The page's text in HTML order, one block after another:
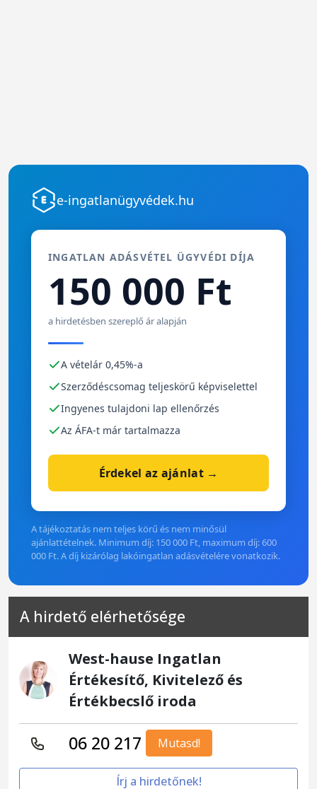
e-ingatlanügyvédek.hu
INGATLAN ADÁSVÉTEL ÜGYVÉDI DÍJA
150 000 Ft
a hirdetésben szereplő ár alapján
A vételár 0,45%-a
Szerződéscsomag teljeskörű képviselettel
Ingyenes tulajdoni lap ellenőrzés
Az ÁFA-t már tartalmazza
Érdekel az ajánlat →
A tájékoztatás nem teljes körű és nem minősül
ajánlattételnek. Minimum díj: 150 000 Ft, maximum díj: 600
000 Ft. A díj kizárólag lakóingatlan adásvételére vonatkozik.
A hirdető elérhetősége
West-hause Ingatlan
Értékesítő, Kivitelező és
Értékbecslő iroda
06 20 217 Mutasd!
Írj a hirdetőnek!